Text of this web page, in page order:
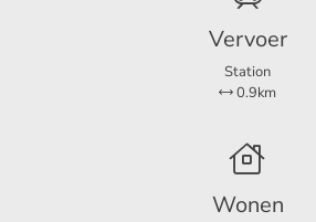
- Servicekosten: € 45,- per maand
- Totale huurprijs: € 1.650,- per maand
- Borg: € 1.650,- per maand
Vervoer
Station
0.9km
Wonen